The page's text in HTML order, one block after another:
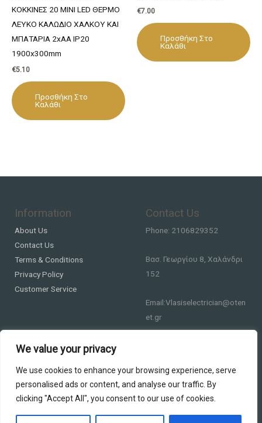
We value your privacy
We use cookies to enhance your browsing experience, serve
personalised ads or content, and analyse our traffic. By
clicking "Accept All", you consent to our use of cookies.
ΚΟΚΚΙΝΕΣ 20 MINI LED ΘΕΡΜΟ
ΛΕΥΚΟ ΚΑΛΩΔΙΟ ΧΑΛΚΟΥ ΚΑΙ
ΜΠΑΤΑΡΙΑ 2xAA IP20
1900x300mm
€5.10
Προσθήκη Στο
Καλάθι
€7.00
Προσθήκη Στο
Καλάθι
Information
About Us
Contact Us
Terms & Conditions
Privacy Policy
Customer Service
Contact Us
Phone: 2106829352
Βασ. Γεωργίου 8, Χαλάνδρι
152
Email:Vlasiselectrician@oten
et.gr
Copyright © 2026 DS Lighting